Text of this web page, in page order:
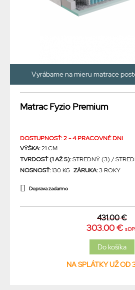
Vyrábame na mieru matrace
Matrac Fyzio Premium
DOSTUPNOSŤ: 2 - 4 PRACOVNÉ DNI
VÝŠKA:21 CM
TVRDOSŤ (1 AŽ 5):STREDNÝ (3) /
NOSNOSŤ:130 KG ZÁRUKA:3 ROKY
Doprava zadarmo
431.00 €
303.00 € s
NA SPLÁTKY UŽ OD